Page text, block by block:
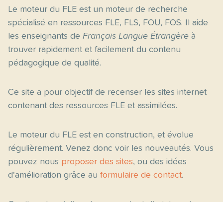
Le moteur du FLE est un moteur de recherche
spécialisé en ressources FLE, FLS, FOU, FOS. Il aide
les enseignants de Français Langue Étrangère à
trouver rapidement et facilement du contenu
pédagogique de qualité.
Ce site a pour objectif de recenser les sites internet
contenant des ressources FLE et assimilées.
Le moteur du FLE est en construction, et évolue
régulièrement. Venez donc voir les nouveautés. Vous
pouvez nous proposer des sites, ou des idées
d'amélioration grâce au formulaire de contact.